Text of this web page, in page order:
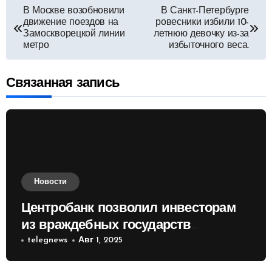
Навигация
по
записям
В Москве возобновили
движение поездов на
Замоскворецкой линии
метро
В Санкт-Петербурге
ровесники избили 10-
летнюю девочку из-за
избыточного веса.
Связанная запись
Новости
Центробанк позволил инвесторам
из враждебных государств
приобретать валюту
telegnews Авг 1, 2025